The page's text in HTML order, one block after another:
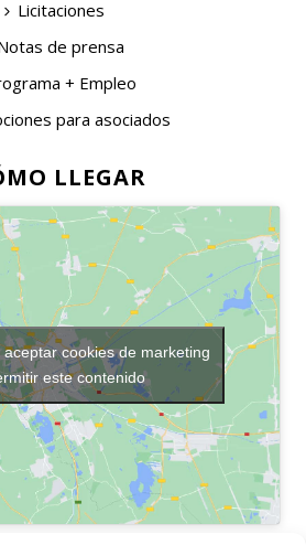
Licitaciones
de prensa
+ Empleo
para asociados
LLEGAR
aceptar cookies de marketing
este contenido